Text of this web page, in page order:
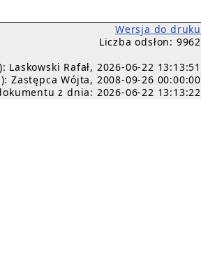
Wersja do druku
Liczba odsłon: 9962
Laskowski Rafał, 2026-06-22 13:13:51
Zastępca Wójta, 2008-09-26 00:00:00
z dnia: 2026-06-22 13:13:22